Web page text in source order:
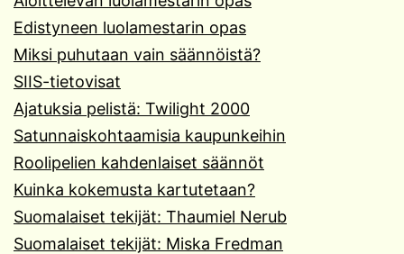
Edistyneen luolamestarin opas
Miksi puhutaan vain säännöistä?
SIIS-tietovisat
Ajatuksia pelistä: Twilight 2000
Satunnaiskohtaamisia kaupunkeihin
Roolipelien kahdenlaiset säännöt
Kuinka kokemusta kartutetaan?
Suomalaiset tekijät: Thaumiel Nerub
Suomalaiset tekijät: Miska Fredman